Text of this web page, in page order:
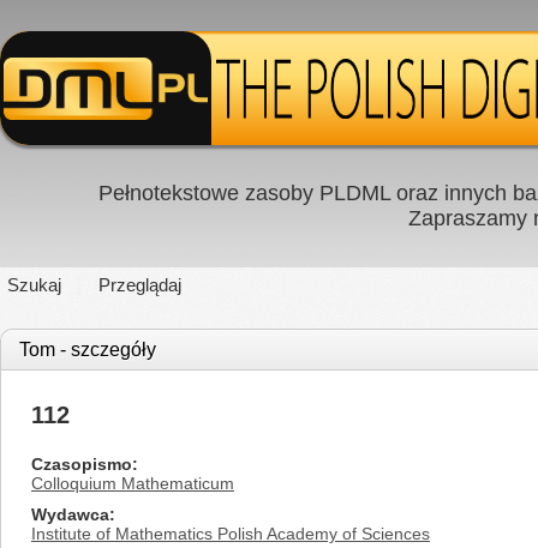
Pełnotekstowe zasoby PLDML oraz innych
Zapraszamy
Szukaj Przeglądaj
Tom - szczegóły
112
Czasopismo
Colloquium Mathematicum
Wydawca
Institute of Mathematics Polish Academy of Sciences